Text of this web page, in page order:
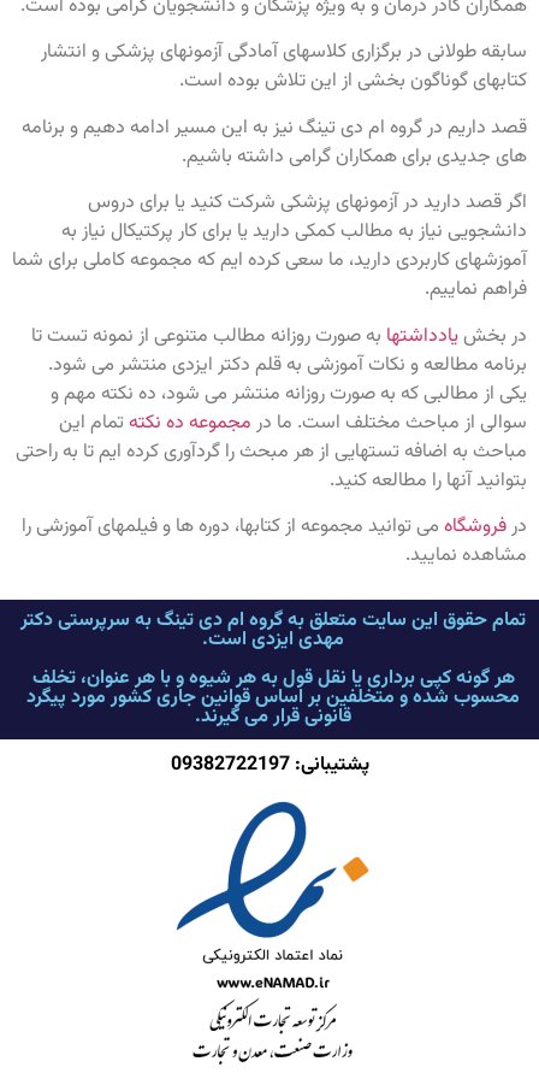
همکاران کادر درمان و به ویژه پزشکان و دانشجویان گرامی بوده است.
سابقه طولانی در برگزاری کلاسهای آمادگی آزمونهای پزشکی و انتشار
کتابهای گوناگون بخشی از این تلاش بوده است.
قصد داریم در گروه ام دی تینگ نیز به این مسیر ادامه دهیم و برنامه
های جدیدی برای همکاران گرامی داشته باشیم.
اگر قصد دارید در آزمونهای پزشکی شرکت کنید یا برای دروس
دانشجویی نیاز به مطالب کمکی دارید یا برای کار پرکتیکال نیاز به
آموزشهای کاربردی دارید، ما سعی کرده ایم که مجموعه کاملی برای شما
فراهم نماییم.
در بخشیادداشتها به صورت روزانه مطالب متنوعی از نمونه تست تا
برنامه مطالعه و نکات آموزشی به قلم دکتر ایزدی منتشر می شود.
یکی از مطالبی که به صورت روزانه منتشر می شود، ده نکته مهم و
سوالی از مباحث مختلف است. ما در مجموعه ده نکته تمام این
مباحث به اضافه تستهایی از هر مبحث را گردآوری کرده ایم تا به راحتی
بتوانید آنها را مطالعه کنید.
درفروشگاه می توانید مجموعه از کتابها، دوره ها و فیلمهای آموزشی را
مشاهده نمایید.
تمام حقوق این سایت متعلق به گروه ام دی تینگ به سرپرستی دکتر
مهدی ایزدی است.
هر گونه کپی برداری یا نقل قول به هر شیوه و با هر عنوان، تخلف
محسوب شده و متخلفین بر اساس قوانین جاری کشور مورد پیگرد
قانونی قرار می گیرند.
پشتیبانی: 09382722197